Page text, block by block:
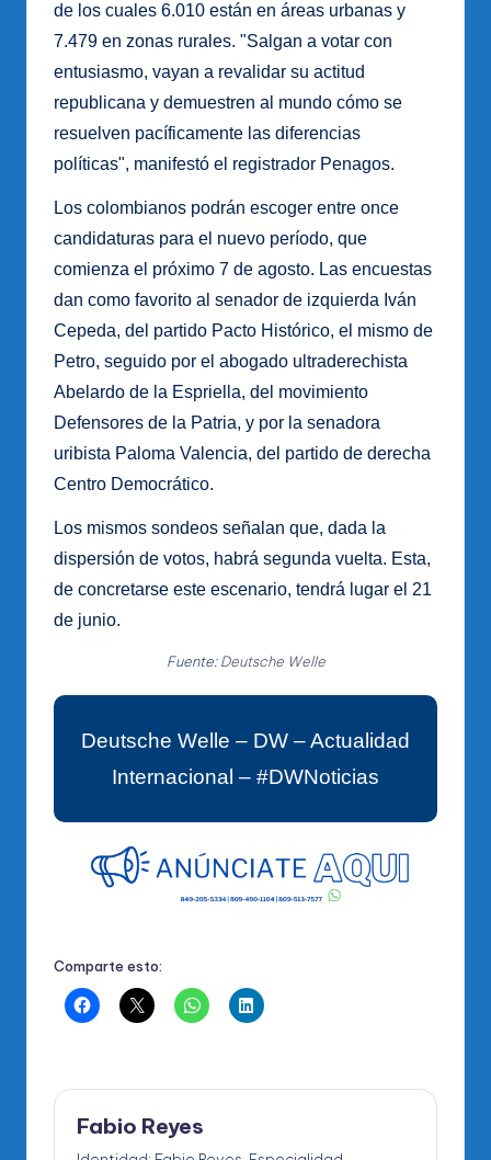
de los cuales 6.010 están en áreas urbanas y
7.479 en zonas rurales. "Salgan a votar con
entusiasmo, vayan a revalidar su actitud
republicana y demuestren al mundo cómo se
resuelven pacíficamente las diferencias
políticas", manifestó el registrador Penagos.
Los colombianos podrán escoger entre once
candidaturas para el nuevo período, que
comienza el próximo 7 de agosto. Las encuestas
dan como favorito al senador de izquierda Iván
Cepeda, del partido Pacto Histórico, el mismo de
Petro, seguido por el abogado ultraderechista
Abelardo de la Espriella, del movimiento
Defensores de la Patria, y por la senadora
uribista Paloma Valencia, del partido de derecha
Centro Democrático.
Los mismos sondeos señalan que, dada la
dispersión de votos, habrá segunda vuelta. Esta,
de concretarse este escenario, tendrá lugar el 21
de junio.
Fuente:Deutsche Welle
Deutsche Welle – DW – Actualidad
Internacional – #DWNoticias
Comparte esto:
Fabio Reyes